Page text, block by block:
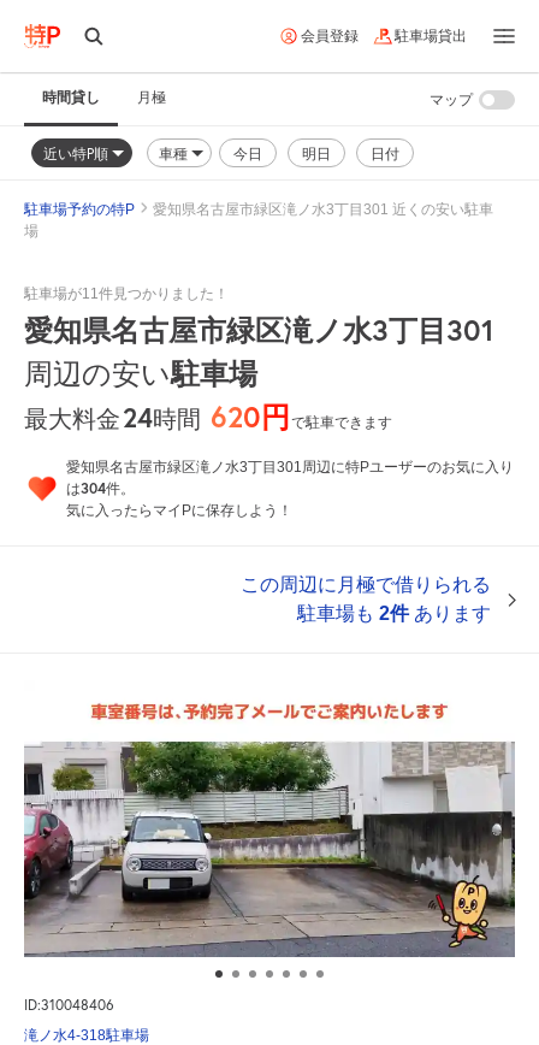
会員登録 駐車場貸出
時間貸し 月極
近い特P順 車種 今日 明日 日付
マップ
駐車場予約の特P
愛知県名古屋市緑区滝ノ水3丁目301 近くの安い駐車
場
駐車場が11件見つかりました！
愛知県名古屋市緑区滝ノ水3丁目301
周辺の安い駐車場
最大料金24時間 620円で駐車できます
愛知県名古屋市緑区滝ノ水3丁目301周辺に特Pユーザーのお気に入り
は304件。
気に入ったらマイPに保存しよう！
この周辺に月極で借りられる
駐車場も 2件あります
ID:310048406
滝ノ水4-318駐車場